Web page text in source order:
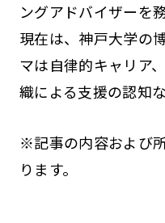
ングアドバイザーを
現在は、神戸大学の
マは自律的キャリア
織による支援の認知な
※記事の内容および
ります。